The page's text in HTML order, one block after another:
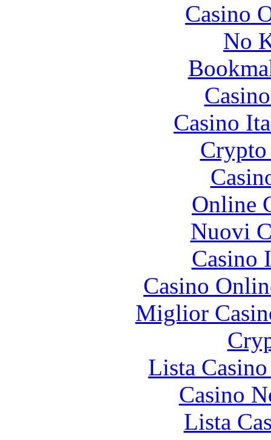
Casino
No
Casino
Online
Nuovi
Casino
Casino
Miglior
Lista
Casino
Lista